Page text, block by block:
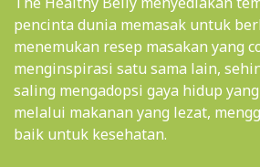
pencinta dunia memasak untuk
menemukan resep masakan yang
menginspirasi satu sama lain,
saling mengadopsi gaya hidup
melalui makanan yang lezat,
baik untuk kesehatan.